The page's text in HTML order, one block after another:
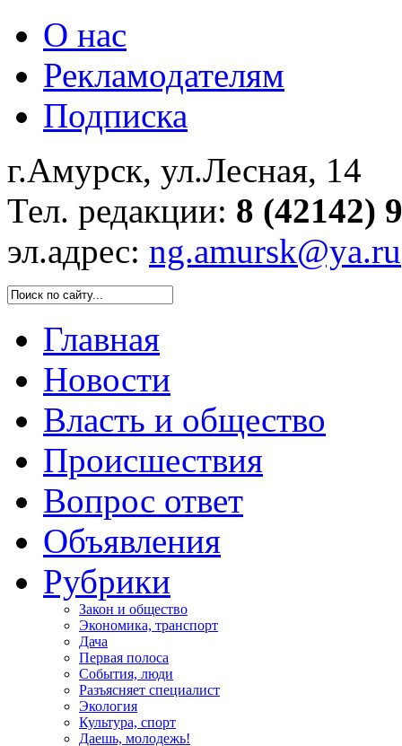
О нас
Рекламодателям
Подписка
г.Амурск, ул.Лесная, 14
Тел. редакции: 8 (42142)
эл.адрес: ng.amursk@ya.ru
Главная
Новости
Власть и общество
Происшествия
Вопрос ответ
Объявления
Рубрики
Закон и общество
Экономика, транспорт
Дача
Первая полоса
События, люди
Разъясняет специалист
Экология
Культура, спорт
Даешь, молодежь!